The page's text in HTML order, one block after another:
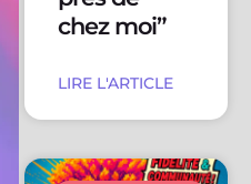
chez moi”
LIRE L'ARTICLE